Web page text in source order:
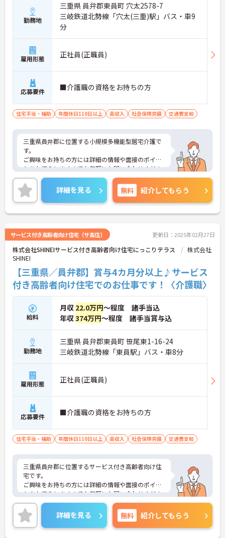
勤務地
三重県 員弁郡東員町 穴太2578-7
三岐鉄道北勢線「穴太(三重)駅」バス・車9
分
雇用形態 正社員(正職員)
応募要件 ■介護職の資格をお持ちの方
住宅手当・補助 年間休日110日以上 高収入 社会保険完備 交通費支給
三重県員弁郡に位置する小規模多機能型居宅介護で
す。
ご興味をお持ちの方には詳細の情報や面接のポイン
トをお伝えしますのでお気軽にお問い合わせくださ
いませ。
詳細を見る 無料 紹介してもらう
サービス付き高齢者向け住宅（サ高住） 更新日：2025年02月27日
株式会社SHINEIサービス付き高齢者向け住宅にっこりテラス
株式会社
SHINEI
【三重県／員弁郡】賞与4カ月分以上♪サービス
付き高齢者向け住宅でのお仕事です！〈介護職〉
給料
月収 22.0万円～程度 諸手当込
年収374万円～程度 諸手当賞与込
勤務地
三重県 員弁郡東員町 笹尾東1-16-24
三岐鉄道北勢線「東員駅」バス・車8分
雇用形態 正社員(正職員)
応募要件 ■介護職の資格をお持ちの方
住宅手当・補助 年間休日110日以上 高収入 社会保険完備 交通費支給
三重県員弁郡に位置するサービス付き高齢者向け住
宅です。
ご興味をお持ちの方には詳細の情報や面接のポイン
トをお伝えしますのでお気軽にお問い合わせくださ
いませ。
詳細を見る 無料 紹介してもらう